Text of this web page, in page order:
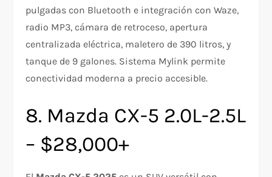
pulgadas con Bluetooth e integración con Waze,
radio MP3, cámara de retroceso, apertura
centralizada eléctrica, maletero de 390 litros, y
tanque de 9 galones. Sistema Mylink permite
conectividad moderna a precio accesible.​
8. Mazda CX-5 2.0L-2.5L
– $28,000+